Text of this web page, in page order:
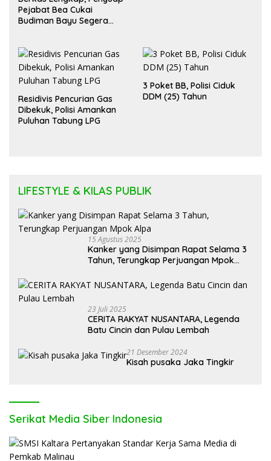
Pejabat Bea Cukai
Budiman Bayu Segera
Residivis Pencurian Gas
Dibekuk, Polisi Amankan
Puluhan Tabung LPG
3 Poket BB, Polisi Ciduk
DDM (25) Tahun
LIFESTYLE & KILAS PUBLIK
15 Agustus 2025
Kanker yang Disimpan Rapat Selama 3
Tahun, Terungkap Perjuangan Mpok
23 Juli 2025
CERITA RAKYAT NUSANTARA, Legenda
Batu Cincin dan Pulau Lembah
21 Desember 2024
Kisah pusaka Jaka Tingkir
Serikat Media Siber Indonesia